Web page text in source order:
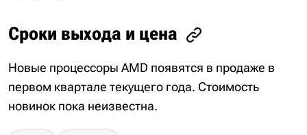
Сроки выхода и цена
Новые процессоры AMD появятся в продаже в
первом квартале текущего года. Стоимость
новинок пока неизвестна.